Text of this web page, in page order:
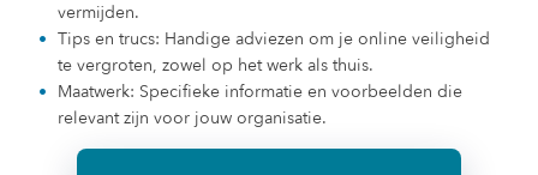
vermijden.
Tips en trucs: Handige adviezen om je online veiligheid
te vergroten, zowel op het werk als thuis.
Maatwerk: Specifieke informatie en voorbeelden die
relevant zijn voor jouw organisatie.